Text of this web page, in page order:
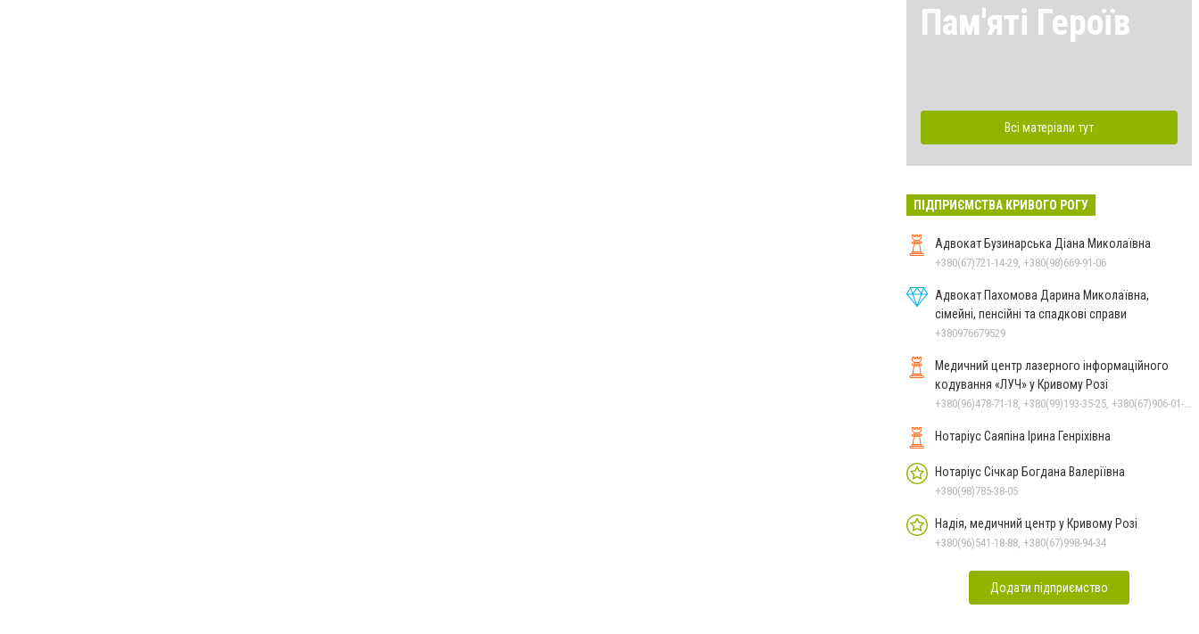
Пам'яті Героїв
Всі матеріали тут
ПІДПРИЄМСТВА КРИВОГО РОГУ
Адвокат Бузинарська Діана Миколаївна
+380(67)721-14-29, +380(98)669-91-06
Адвокат Пахомова Дарина Миколаївна,
сімейні, пенсійні та спадкові справи
+380976679529
Медичний центр лазерного інформаційного
кодування «ЛУЧ» у Кривому Розі
Нотаріус Саяпіна Ірина Генріхівна
Нотаріус Січкар Богдана Валеріївна
+380(98)785-38-05
Надія, медичний центр у Кривому Розі
+380(96)541-18-88, +380(67)998-94-34
Додати підприємство